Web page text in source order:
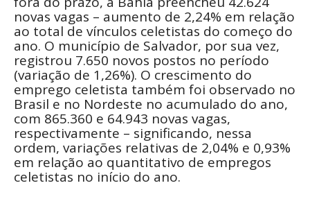
novas vagas – aumento de 2,24% em relação
ao total de vínculos celetistas do começo do
ano. O município de Salvador, por sua vez,
registrou 7.650 novos postos no período
(variação de 1,26%). O crescimento do
emprego celetista também foi observado no
Brasil e no Nordeste no acumulado do ano,
com 865.360 e 64.943 novas vagas,
respectivamente – significando, nessa
ordem, variações relativas de 2,04% e 0,93%
em relação ao quantitativo de empregos
celetistas no início do ano.